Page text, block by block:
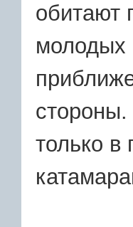
обитают
молодых
только в